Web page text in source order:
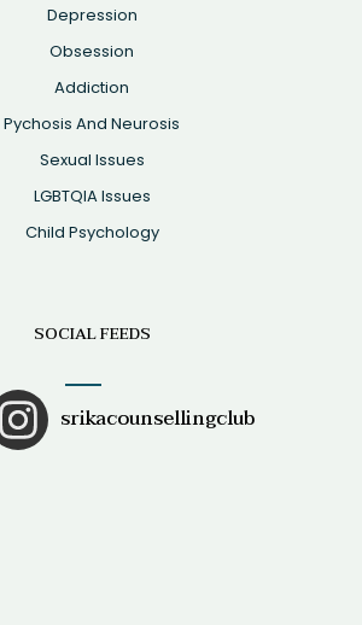
Depression
Obsession
Addiction
Pychosis And Neurosis
Sexual Issues
LGBTQIA Issues
Child Psychology
SOCIAL FEEDS
srikacounsellingclub